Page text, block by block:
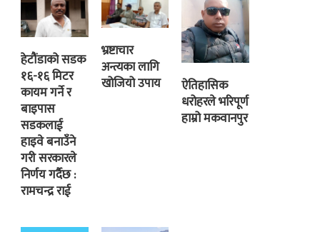
हेटौंडाको सडक
१६-१६ मिटर
कायम गर्ने र
बाइपास
सडकलाई
हाइवे बनाउँने
गरी सरकारले
निर्णय गर्दैछ :
रामचन्द्र राई
भ्रष्टाचार
अन्त्यका लागि
खोजियो उपाय
ऐतिहासिक
धरोहरले भरिपूर्ण
हाम्रो मकवानपुर